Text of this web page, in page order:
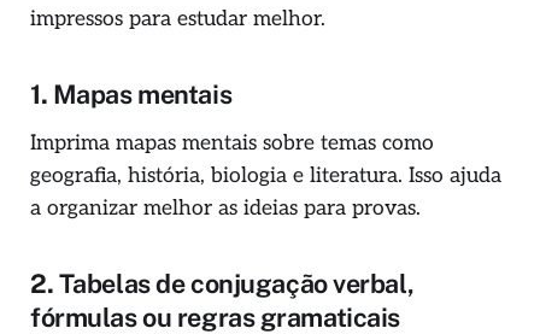
impressos para estudar melhor.
1. Mapas mentais
Imprima mapas mentais sobre temas como
geografia, história, biologia e literatura. Isso ajuda
a organizar melhor as ideias para provas.
2.Tabelas de conjugação verbal,
fórmulas ou regras gramaticais